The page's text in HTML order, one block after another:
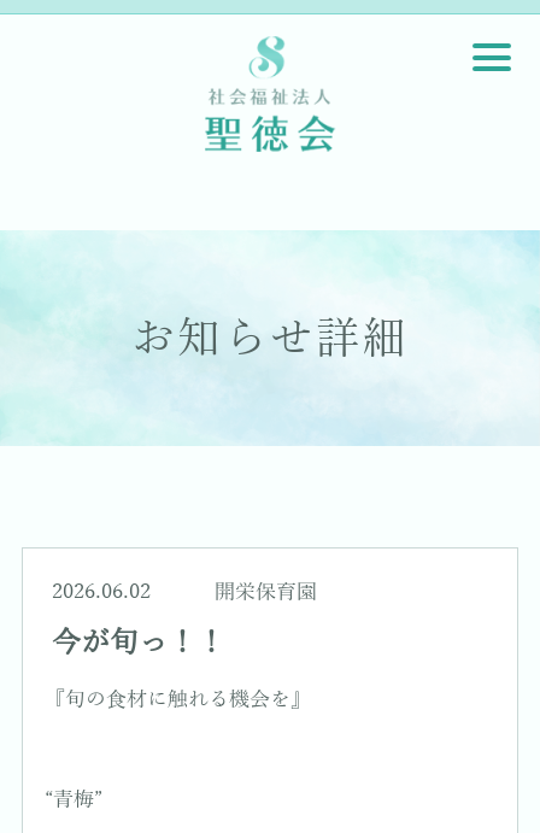
お知らせ詳細
2026.06.02 開栄保育園
今が旬っ！！
『旬の食材に触れる機会を』
“青梅”